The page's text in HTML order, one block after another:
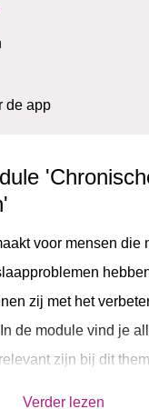
de app
voor mensen die
zij met het
de module vind je
zijn bij dit
Verder lezen